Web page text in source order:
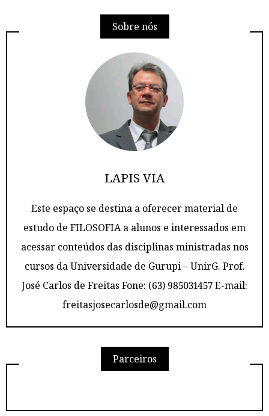
Sobre nós
LAPIS VIA
Este espaço se destina a oferecer material de
estudo de FILOSOFIA a alunos e interessados em
acessar conteúdos das disciplinas ministradas nos
cursos da Universidade de Gurupi – UnirG. Prof.
José Carlos de Freitas Fone: (63) 985031457 E-mail:
freitasjosecarlosde@gmail.com
Parceiros